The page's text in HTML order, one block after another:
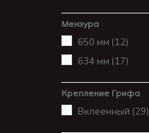
Мензура
650 мм (12)
634 мм (17)
Крепление Грифа
Вклеенный (29)